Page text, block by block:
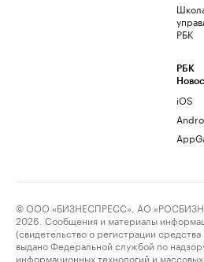
РБК
РБК
iOS
© ООО «БИЗНЕСПРЕСС», АО
2026. Сообщения и материалы
(свидетельство о регистрации
выдано Федеральной службой по
информационных технологий и